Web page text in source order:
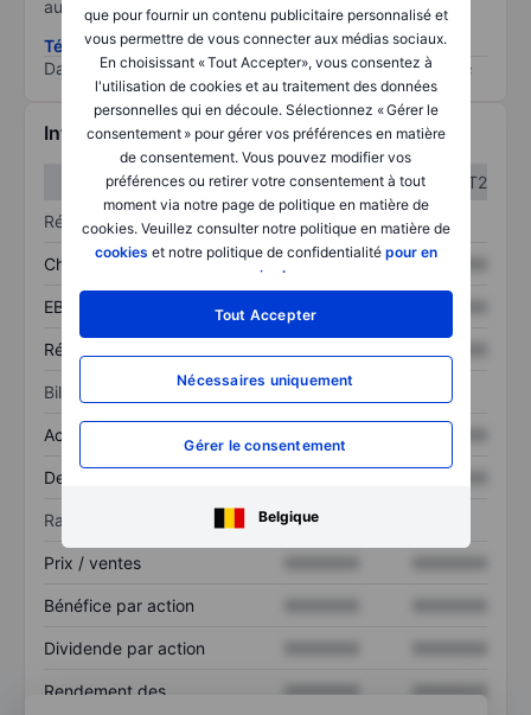
que pour fournir un contenu publicitaire personnalisé et
vous permettre de vous connecter aux médias sociaux.
En choisissant « Tout Accepter», vous consentez à
l'utilisation de cookies et au traitement des données
personnelles qui en découle. Sélectionnez « Gérer le
consentement » pour gérer vos préférences en matière
de consentement. Vous pouvez modifier vos
préférences ou retirer votre consentement à tout
moment via notre page de politique en matière de
cookies. Veuillez consulter notre politique en matière de
cookies et notre politique de confidentialité pour en
savoir plus
Tout Accepter
Nécessaires uniquement
Gérer le consentement
Belgique
au risque le plus élevé).
Télécharger la méthodologie ESG (en anglais)
Data provided by
/
Informations financières
T1
T2
Résultats
Chiffre d’affaires XXXXXXX XXXXXXX
EBITDA XXXXXXX
Résultat net
Bilan
Actif total
Dette totale
Ratios
Prix / ventes
Bénéfice par action
Dividende par action
Rendement des
XXXXXXX
XXXXXXX